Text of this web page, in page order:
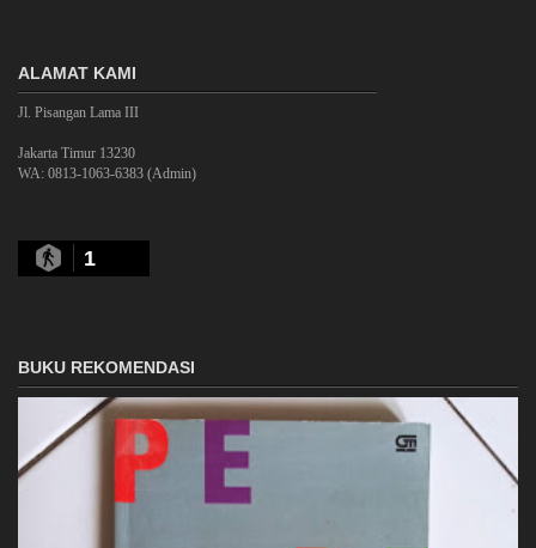
ALAMAT KAMI
Jl. Pisangan Lama III
Jakarta Timur 13230
WA: 0813-1063-6383 (Admin)
1
BUKU REKOMENDASI